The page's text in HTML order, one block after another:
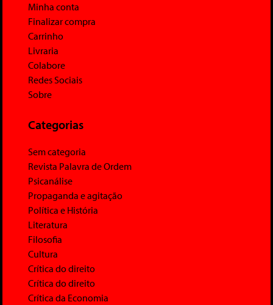
Minha conta
Finalizar compra
Carrinho
Livraria
Colabore
Redes Sociais
Sobre
Categorias
Sem categoria
Revista Palavra de Ordem
Psicanálise
Propaganda e agitação
Política e História
Literatura
Filosofia
Cultura
Crítica do direito
Crítica do direito
Crítica da Economia